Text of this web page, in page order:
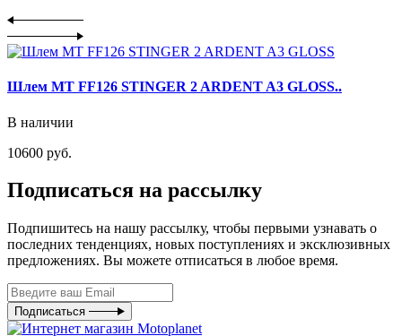
Шлем MT FF126 STINGER 2 ARDENT A3 GLOSS..
В наличии
10600 руб.
Подписаться на рассылку
Подпишитесь на нашу рассылку, чтобы первыми узнавать о
последних тенденциях, новых поступлениях и эксклюзивных
предложениях. Вы можете отписаться в любое время.
Подписаться